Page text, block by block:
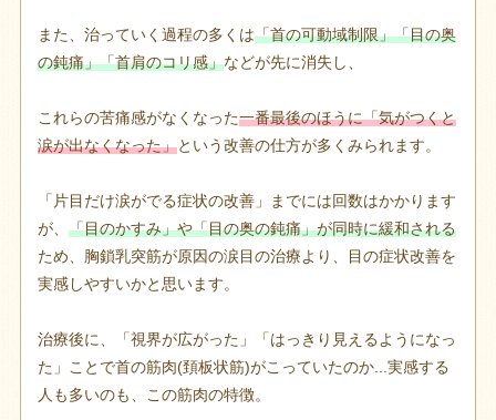
また、治っていく過程の多くは「首の可動域制限」「目の奥
の鈍痛」「首肩のコリ感」などが先に消失し、
これらの苦痛感がなくなった一番最後のほうに「気がつくと
涙が出なくなった」という改善の仕方が多くみられます。
「片目だけ涙がでる症状の改善」までには回数はかかります
が、 「目のかすみ」や「目の奥の鈍痛」が同時に緩和される
ため、胸鎖乳突筋が原因の涙目の治療より、目の症状改善を
実感しやすいかと思います。
治療後に、「視界が広がった」「はっきり見えるようになっ
た」ことで首の筋肉(頚板状筋)がこっていたのか...実感する
人も多いのも、この筋肉の特徴。